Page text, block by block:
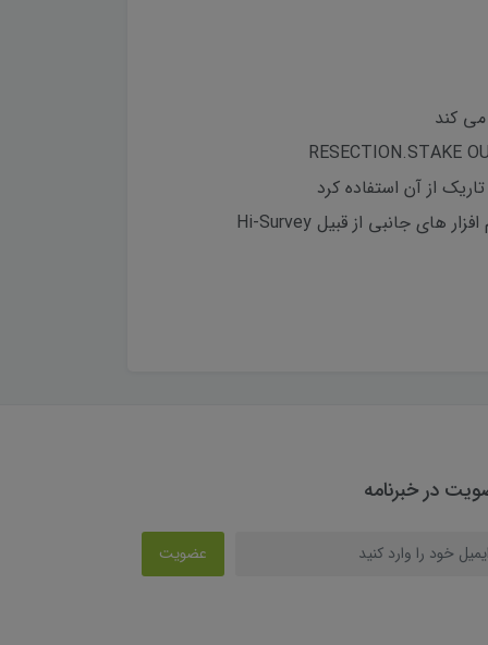
از آن استفاده کرد
دارای تکنولوژی بیسیم بلوتوث که برای جمع آوری اطلاعات به صورت ارتباط آنی در دسترس و قابل اتصال به نرم افزار های جانبی از قبیل Hi-Survey
در خبرنامه
عضویت